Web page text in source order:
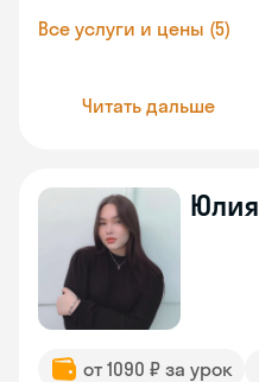
Все услуги и цены (5)
Читать дальше
Юлия
от 1090 ₽ за урок